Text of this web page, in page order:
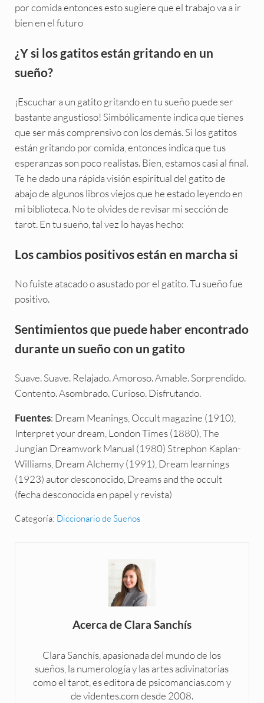
por comida entonces esto sugiere que el trabajo va a ir
bien en el futuro
¿Y si los gatitos están gritando en un
sueño?
¡Escuchar a un gatito gritando en tu sueño puede ser
bastante angustioso! Simbólicamente indica que tienes
que ser más comprensivo con los demás. Si los gatitos
están gritando por comida, entonces indica que tus
esperanzas son poco realistas. Bien, estamos casi al final.
Te he dado una rápida visión espiritual del gatito de
abajo de algunos libros viejos que he estado leyendo en
mi biblioteca. No te olvides de revisar mi sección de
tarot. En tu sueño, tal vez lo hayas hecho:
Los cambios positivos están en marcha si
No fuiste atacado o asustado por el gatito. Tu sueño fue
positivo.
Sentimientos que puede haber encontrado
durante un sueño con un gatito
Suave. Suave. Relajado. Amoroso. Amable. Sorprendido.
Contento. Asombrado. Curioso. Disfrutando.
Fuentes: Dream Meanings, Occult magazine (1910),
Interpret your dream, London Times (1880), The
Jungian Dreamwork Manual (1980) Strephon Kaplan-
Williams, Dream Alchemy (1991), Dream learnings
(1923) autor desconocido, Dreams and the occult
(fecha desconocida en papel y revista)
Categoría: Diccionario de Sueños
Acerca deClara Sanchís
Clara Sanchís, apasionada del mundo de los
sueños, la numerología y las artes adivinatorias
como el tarot, es editora de psicomancias.com y
de videntes.com desde 2008.